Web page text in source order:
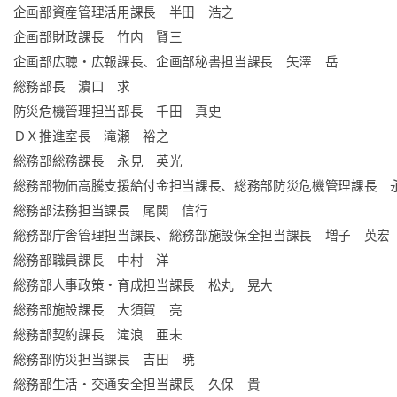
企画部資産管理活用課長 半田 浩之
企画部財政課長 竹内 賢三
企画部広聴・広報課長、企画部秘書担当課長 矢澤 岳
総務部長 濵口 求
防災危機管理担当部長 千田 真史
ＤＸ推進室長 滝瀬 裕之
総務部総務課長 永見 英光
総務部物価高騰支援給付金担当課長、総務部防災危機管理課長
総務部法務担当課長 尾関 信行
総務部庁舎管理担当課長、総務部施設保全担当課長 増子 英宏
総務部職員課長 中村 洋
総務部人事政策・育成担当課長 松丸 晃大
総務部施設課長 大須賀 亮
総務部契約課長 滝浪 亜未
総務部防災担当課長 吉田 暁
総務部生活・交通安全担当課長 久保 貴